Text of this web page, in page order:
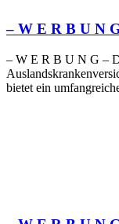
– W Ε R Β U Ν
– W Ε R Β U Ν G –
bietet ein